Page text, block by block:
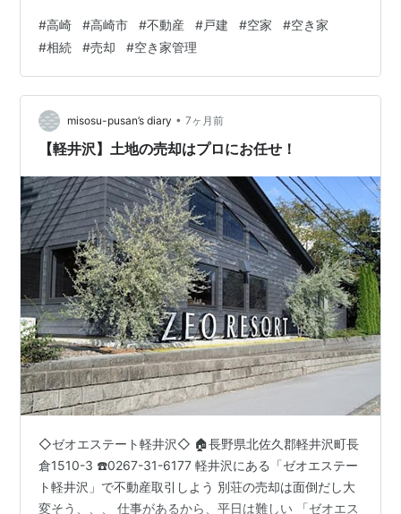
徒歩8分にある【ウィズ不動産販売株式会社】です。
「高崎市の空家が気がかり」「税金や管理に不安」な
ど、何から手をつけるべきかお悩みではありませんか？
空家の問題は税金や近隣への影響まで多岐にわたるた
め、専門知識に基づいた多角的なアプローチが必要で
す。 当社は高…
#高崎 #高崎市 #不動産 #戸建 #空家 #空き家
#相続 #売却 #空き家管理
misosu-pusan’s diary • 7ヶ月前
【軽井沢】土地の売却はプロにお任せ！
◇ゼオエステート軽井沢◇ 🏠長野県北佐久郡軽井沢町長
倉1510-3 ☎️0267-31-6177 軽井沢にある「ゼオエステー
ト軽井沢」で不動産取引しよう 別荘の売却は面倒だし大
変そう、、、 仕事があるから、平日は難しい 「ゼオエス